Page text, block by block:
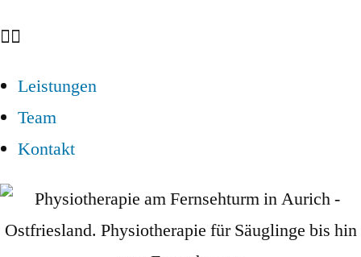
Leistungen
Team
Kontakt